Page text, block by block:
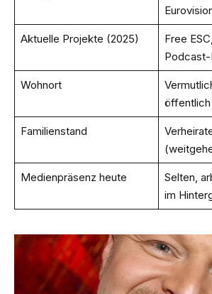
Aktuelle Projekte (2025)
Free
Wohnort
Familienstand
Medienpräsenz heute
Selten,
im